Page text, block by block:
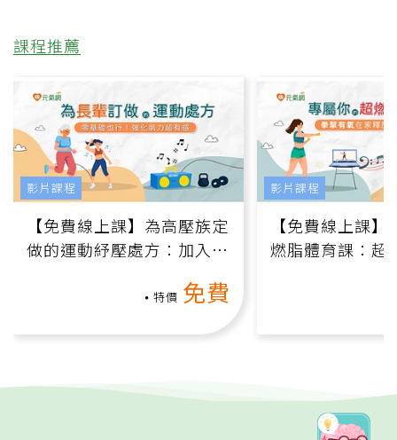
課程推薦
【免費線上課】為高壓族定
做的運動紓壓處方：加入行
特價 免費
影片課程
【免費線上課
燃脂體育課：超
影片課程